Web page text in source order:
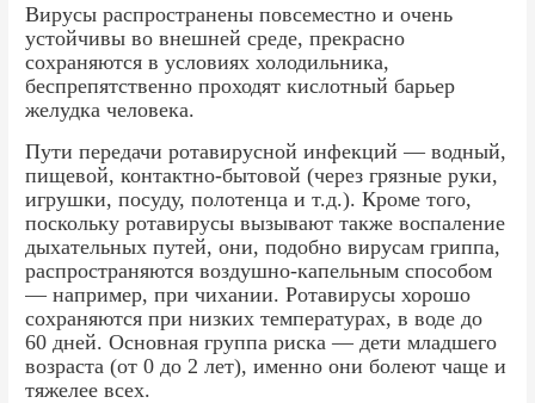
Вирусы распространены повсеместно и очень
устойчивы во внешней среде, прекрасно
сохраняются в условиях холодильника,
беспрепятственно проходят кислотный барьер
желудка человека.
Пути передачи ротавирусной инфекций — водный,
пищевой, контактно-бытовой (через грязные руки,
игрушки, посуду, полотенца и т.д.). Кроме того,
поскольку ротавирусы вызывают также воспаление
дыхательных путей, они, подобно вирусам гриппа,
распространяются воздушно-капельным способом
— например, при чихании. Ротавирусы хорошо
сохраняются при низких температурах, в воде до
60 дней. Основная группа риска — дети младшего
возраста (от 0 до 2 лет), именно они болеют чаще и
тяжелее всех.